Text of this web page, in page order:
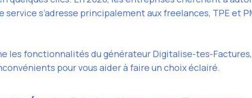
service s’adresse principalement aux freelances, TPE et
les fonctionnalités du générateur Digitalise-tes-
pour vous aider à faire un choix éclairé.